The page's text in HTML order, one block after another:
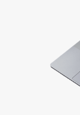
Quer vender
Saiba mais